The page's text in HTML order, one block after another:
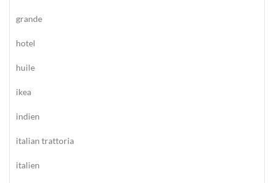
grande
hotel
huile
ikea
indien
italian trattoria
italien